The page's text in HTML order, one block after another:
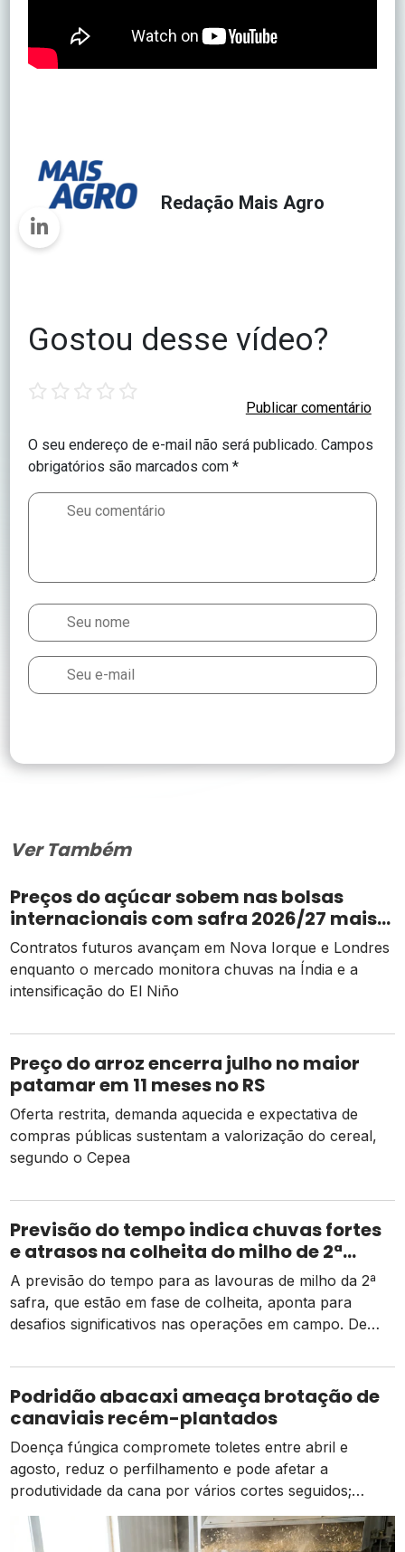
Redação Mais Agro
Gostou desse vídeo?
O seu endereço de e-mail não será publicado. Campos
obrigatórios são marcados com*
star stars stars stars stars
Ver Também
Preços do açúcar sobem nas bolsas
internacionais com safra 2026/27 mais
apertada
Contratos futuros avançam em Nova Iorque e Londres
enquanto o mercado monitora chuvas na Índia e a
intensificação do El Niño
Preço do arroz encerra julho no maior
patamar em 11 meses no RS
Oferta restrita, demanda aquecida e expectativa de
compras públicas sustentam a valorização do cereal,
segundo o Cepea
Previsão do tempo indica chuvas fortes
e atrasos na colheita do milho de 2ª
safra
A previsão do tempo para as lavouras de milho da 2ª
safra, que estão em fase de colheita, aponta para
desafios significativos nas operações em campo. De
em relação ao mesmo período do ano passado, mas as
atividades estão ocorrendo de forma normal em
comparação à média dos […]
Podridão abacaxi ameaça brotação de
canaviais recém-plantados
Doença fúngica compromete toletes entre abril e
agosto, reduz o perfilhamento e pode afetar a
produtividade da cana por vários cortes seguidos;
prevenção começa na escolha das mudas